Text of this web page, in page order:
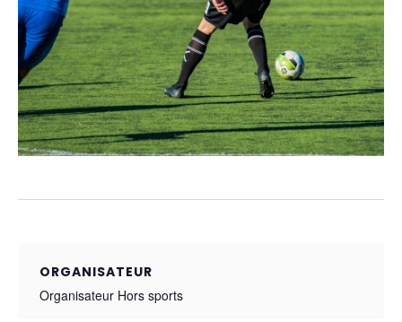
ORGANISATEUR
Organisateur Hors sports